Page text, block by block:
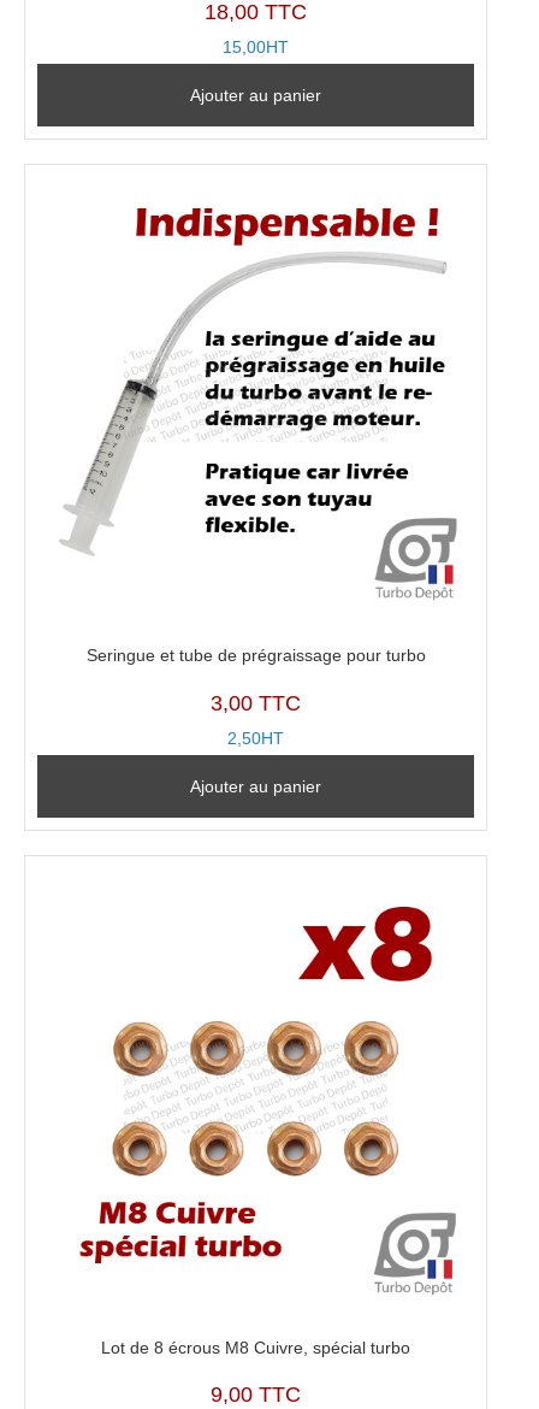
18,00 TTC
15,00HT
Ajouter au panier
Seringue et tube de prégraissage pour turbo
3,00 TTC
2,50HT
Ajouter au panier
Lot de 8 écrous M8 Cuivre, spécial turbo
9,00 TTC